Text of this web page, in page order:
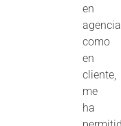
en
agencia
como
en
cliente,
me
ha